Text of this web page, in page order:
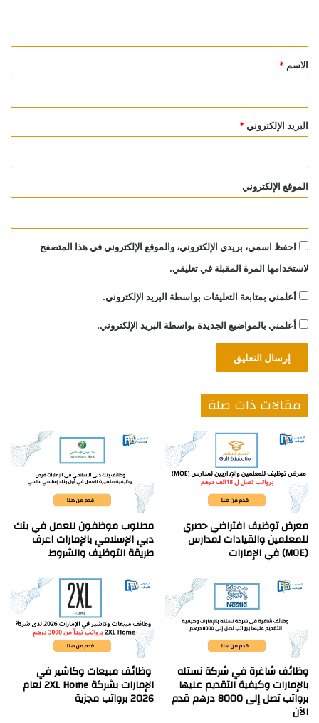
*
الاسم *
البريد الإلكتروني*
الموقع الإلكتروني
احفظ اسمي، بريدي الإلكتروني، والموقع الإلكتروني في هذا المتصفح
لاستخدامها المرة المقبلة في تعليقي.
أعلمني بمتابعة التعليقات بواسطة البريد الإلكتروني.
أعلمني بالمواضيع الجديدة بواسطة البريد الإلكتروني.
مقالات ذات صلة
معرض توظيف افتراضي حصري
للمعلمين والقيادات لمدارس
(MOE) في الإمارات
مطلوب موظفون للعمل في بنك
دبي الإسلامي بالإمارات اعرف
طريقة التوظيف والشروط
وظائف شاغرة في شركة نستله
بالإمارات وكيفية التقديم عليها
برواتب تصل إلى 8000 درهم قدم
الآن
وظائف مبيعات وكاشير في
الإمارات بشركة 2XL Home لعام
2026 برواتب مجزية